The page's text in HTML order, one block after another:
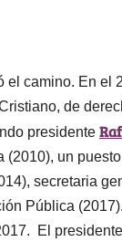
el camino. En el
de
presidente
(2010), un
secretaria
Pública
El